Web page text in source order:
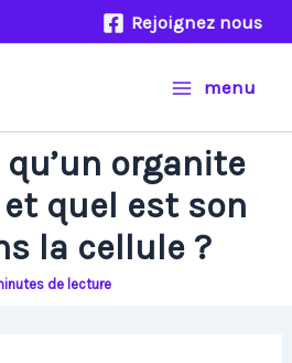
Rejoignez nous
menu
qu’un organite
quel est son
la cellule ?
de lecture